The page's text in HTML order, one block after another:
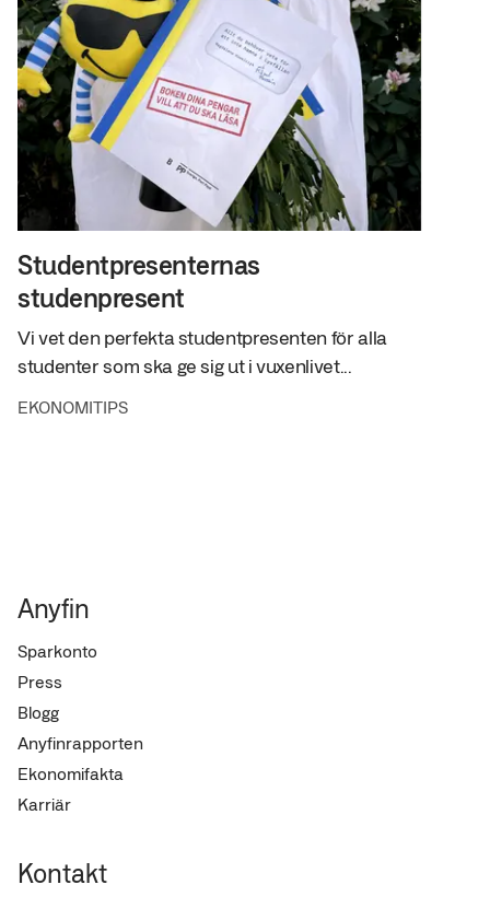
Studentpresenternas
studenpresent
Vi vet den perfekta studentpresenten för alla
studenter som ska ge sig ut i vuxenlivet...
EKONOMITIPS
Anyfin
Sparkonto
Press
Blogg
Anyfinrapporten
Ekonomifakta
Karriär
Kontakt